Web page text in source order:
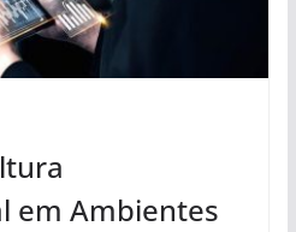
em Ambientes